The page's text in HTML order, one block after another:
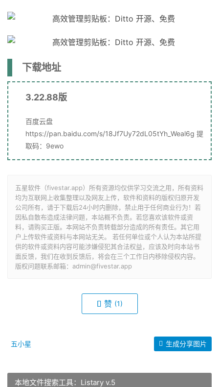
下载地址
3.22.88版
百度云盘
https://pan.baidu.com/s/18Jf7Uy72dL05tYh_Weal6g 提
取码：9ewo
五星软件（fivestar.app）所有资源均仅供学习交流之用，所有资料
均为互联网上收集整理以及网友上传，软件和资料的版权归原开发
公司所有，请于下载后24小时内删除，禁止用于任何商业行为！若
因私自散布造成法律问题，本站概不负责。若您喜欢该软件或资
料，请购买正版。本网站不负责转载部分造成的所有责任。其它用
户上传软件或资料与本网站无关。 若任何单位或个人认为本站所提
供的软件或资料内容可能涉嫌侵犯其合法权益，应该及时向本站书
面反馈，我们在收到反馈后，将会在三个工作日内移除侵权内容。
版权问题联系邮箱：admin@fivestar.app
赞 (1)
五小星 生成分享图片
本地文件搜索工具：Listary v.5